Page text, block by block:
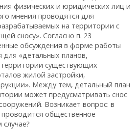
физических и юридических лиц и
мнения проводятся для
на территории с
сносу». Согласно п. 23
обсуждения в форме работы
для «детальных планов,
существующих
жилой застройки,
Между тем, детальный план
может предусматривать снос
Возникает вопрос: в
общественное